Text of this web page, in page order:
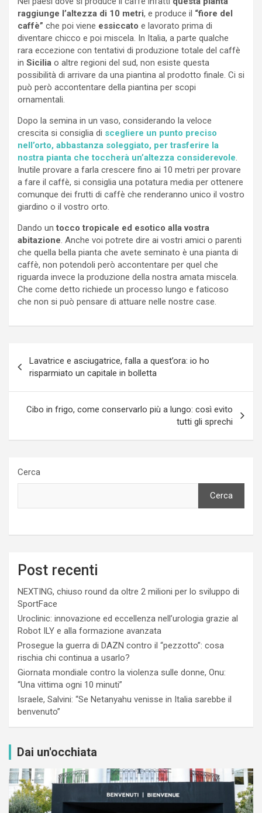
raggiunge l’altezza di 10 metri, e produce il “fiore del
caffè” che poi viene essiccato e lavorato prima di
diventare chicco e poi miscela. In Italia, a parte qualche
rara eccezione con tentativi di produzione totale del caffè
in Sicilia o altre regioni del sud, non esiste questa
possibilità di arrivare da una piantina al prodotto finale. Ci si
può però accontentare della piantina per scopi
ornamentali.
Dopo la semina in un vaso, considerando la veloce
crescita si consiglia di scegliere un punto preciso
nell’orto, abbastanza soleggiato, per trasferire la
nostra pianta che toccherà un’altezza considerevole.
Inutile provare a farla crescere fino ai 10 metri per provare
a fare il caffè, si consiglia una potatura media per ottenere
comunque dei frutti di caffè che renderanno unico il vostro
giardino o il vostro orto.
Dando un tocco tropicale ed esotico alla vostra
abitazione. Anche voi potrete dire ai vostri amici o parenti
che quella bella pianta che avete seminato è una pianta di
caffè, non potendoli però accontentare per quel che
riguarda invece la produzione della nostra amata miscela.
Che come detto richiede un processo lungo e faticoso
che non si può pensare di attuare nelle nostre case.
articoli
Lavatrice e asciugatrice, falla a quest’ora: io ho
risparmiato un capitale in bolletta
Cibo in frigo, come conservarlo più a lungo: così evito
tutti gli sprechi
Cerca
Cerca
Post recenti
NEXTING, chiuso round da oltre 2 milioni per lo sviluppo di
SportFace
Uroclinic: innovazione ed eccellenza nell’urologia grazie al
Robot ILY e alla formazione avanzata
Prosegue la guerra di DAZN contro il “pezzotto”: cosa
rischia chi continua a usarlo?
Giornata mondiale contro la violenza sulle donne, Onu:
“Una vittima ogni 10 minuti”
Israele, Salvini: “Se Netanyahu venisse in Italia sarebbe il
benvenuto”
Dai un'occhiata